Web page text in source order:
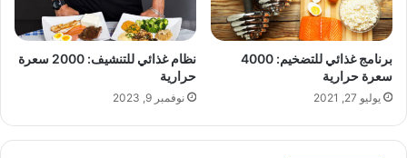
برنامج غذائي للتضخيم: 4000
سعرة حرارية
يوليو 27, 2021
نظام غذائي للتنشيف: 2000 سعرة
حرارية
نوفمبر 9, 2023